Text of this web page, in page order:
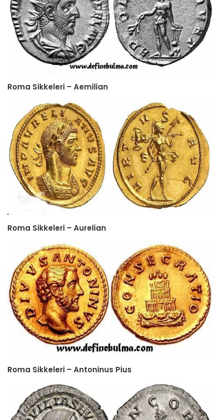
Roma Sikkeleri – Aemilian
Roma Sikkeleri – Aurelian
Roma Sikkeleri – Antoninus Pius